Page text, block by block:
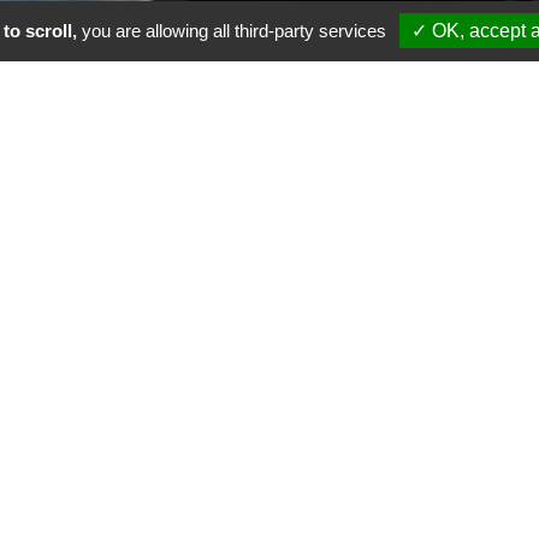
scroll, you are allowing all third-party services ✓ OK, accept